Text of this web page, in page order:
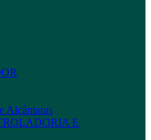
Alcântaras
E